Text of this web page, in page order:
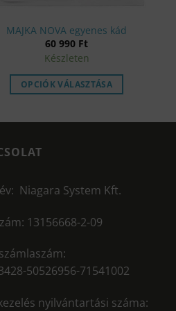
MAJKA NOVA egyenes kád
60 990 Ft
Készleten
OPCIÓK VÁLASZTÁSA
Niagara System Kft.
13156668-2-09
50526956-71541002
nyilvántartási száma: